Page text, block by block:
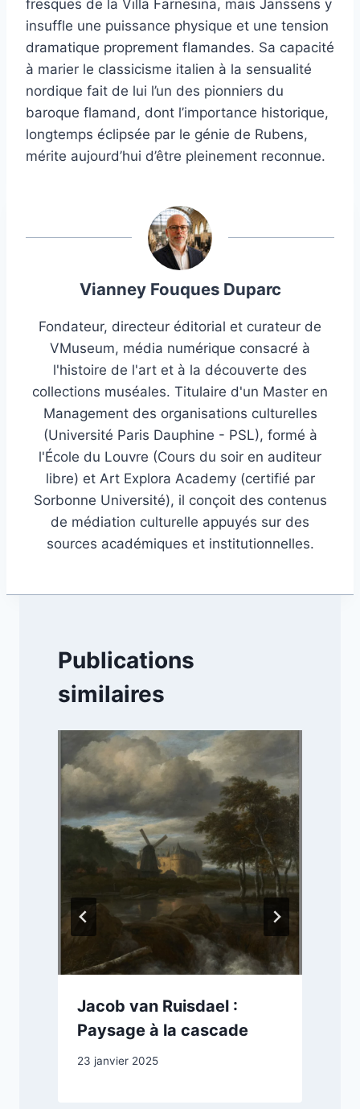
fresques de la Villa Farnesina, mais Janssens y
insuffle une puissance physique et une tension
dramatique proprement flamandes. Sa capacité
à marier le classicisme italien à la sensualité
nordique fait de lui l’un des pionniers du
baroque flamand, dont l’importance historique,
longtemps éclipsée par le génie de Rubens,
mérite aujourd’hui d’être pleinement reconnue.
Vianney Fouques Duparc
Fondateur, directeur éditorial et curateur de
VMuseum, média numérique consacré à
l'histoire de l'art et à la découverte des
collections muséales. Titulaire d'un Master en
Management des organisations culturelles
(Université Paris Dauphine - PSL), formé à
l'École du Louvre (Cours du soir en auditeur
libre) et Art Explora Academy (certifié par
Sorbonne Université), il conçoit des contenus
de médiation culturelle appuyés sur des
sources académiques et institutionnelles.
Publications
similaires
Jacob van Ruisdael :
Paysage à la cascade
23 janvier 2025